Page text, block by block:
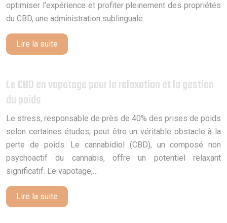
optimiser l’expérience et profiter pleinement des propriétés
du CBD, une administration sublinguale…
Lire la suite
Le CBD en vapotage pour la relaxation et la gestion
du poids
Le stress, responsable de près de 40% des prises de poids
selon certaines études, peut être un véritable obstacle à la
perte de poids. Le cannabidiol (CBD), un composé non
psychoactif du cannabis, offre un potentiel relaxant
significatif. Le vapotage,…
Lire la suite